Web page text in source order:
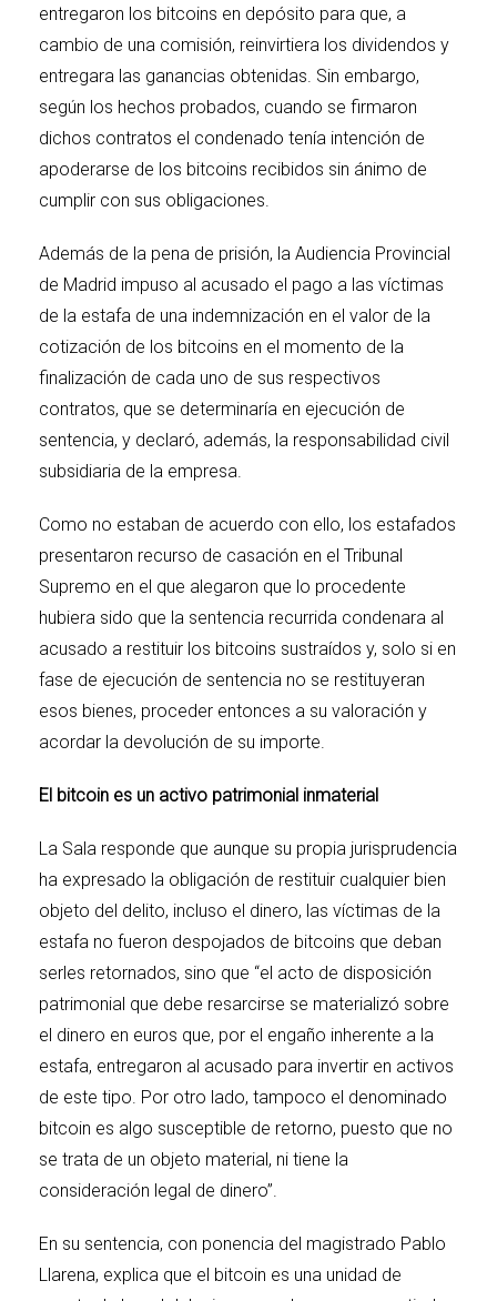
entregaron los bitcoins en depósito para que, a
cambio de una comisión, reinvirtiera los dividendos y
entregara las ganancias obtenidas. Sin embargo,
según los hechos probados, cuando se firmaron
dichos contratos el condenado tenía intención de
apoderarse de los bitcoins recibidos sin ánimo de
cumplir con sus obligaciones.
Además de la pena de prisión, la Audiencia Provincial
de Madrid impuso al acusado el pago a las víctimas
de la estafa de una indemnización en el valor de la
cotización de los bitcoins en el momento de la
finalización de cada uno de sus respectivos
contratos, que se determinaría en ejecución de
sentencia, y declaró, además, la responsabilidad civil
subsidiaria de la empresa.
Como no estaban de acuerdo con ello, los estafados
presentaron recurso de casación en el Tribunal
Supremo en el que alegaron que lo procedente
hubiera sido que la sentencia recurrida condenara al
acusado a restituir los bitcoins sustraídos y, solo si en
fase de ejecución de sentencia no se restituyeran
esos bienes, proceder entonces a su valoración y
acordar la devolución de su importe.
El bitcoin es un activo patrimonial inmaterial
La Sala responde que aunque su propia jurisprudencia
ha expresado la obligación de restituir cualquier bien
objeto del delito, incluso el dinero, las víctimas de la
estafa no fueron despojados de bitcoins que deban
serles retornados, sino que “el acto de disposición
patrimonial que debe resarcirse se materializó sobre
el dinero en euros que, por el engaño inherente a la
estafa, entregaron al acusado para invertir en activos
de este tipo. Por otro lado, tampoco el denominado
bitcoin es algo susceptible de retorno, puesto que no
se trata de un objeto material, ni tiene la
consideración legal de dinero”.
En su sentencia, con ponencia del magistrado Pablo
Llarena, explica que el bitcoin es una unidad de